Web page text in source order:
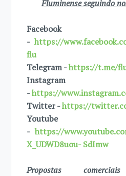
Fluminense seguindo
Facebook
-https://
flu
Telegram -https://t.me/
Instagram
-https://
Twitter -https://
Youtube
-https://
X_UDWD8uou- SdImw
Propostas